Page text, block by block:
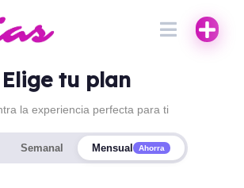
Elige tu plan
la experiencia perfecta para ti
Semanal Mensual Ahorra